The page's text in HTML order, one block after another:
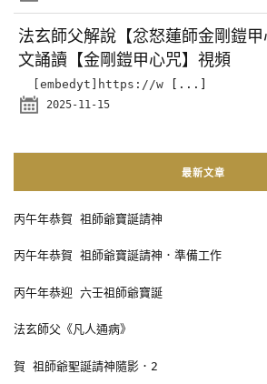
法玄師父解說【忿怒蓮師金剛鎧
文誦讀【金剛鎧甲心咒】視頻
[embedyt]https://w [...]
2025-11-15
最新文章
丙午年恭賀 祖師爺寶誕請神
丙午年恭賀 祖師爺寶誕請神．準備工作
丙午年恭迎 六壬祖師爺寶誕
法玄師父《凡人通病》
賀 祖師爺聖誕請神隨影．2